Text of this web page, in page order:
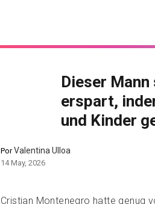
Dieser
erspart,
und Kinder
PorValentina Ulloa
14 May, 2026
Cristian Montenegro hatte genug